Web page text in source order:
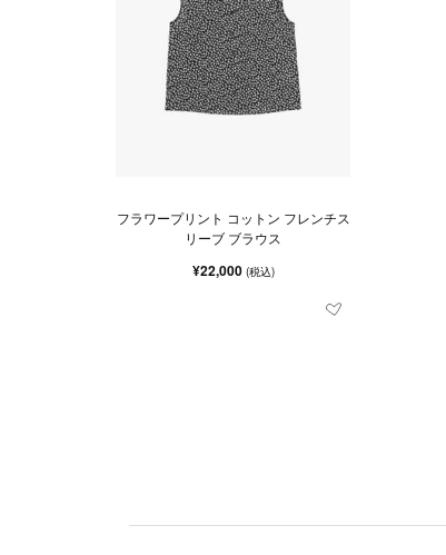
フラワープリント コットン フレンチス
リーブ ブラウス
¥22,000 (税込)